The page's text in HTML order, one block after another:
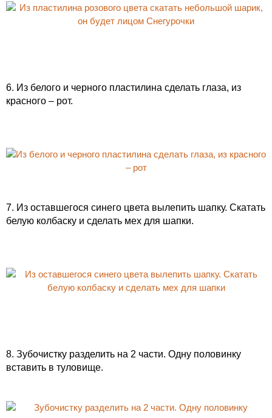
6. Из белого и черного пластилина сделать глаза, из
красного – рот.
7. Из оставшегося синего цвета вылепить шапку. Скатать
белую колбаску и сделать мех для шапки.
8. Зубочистку разделить на 2 части. Одну половинку
вставить в туловище.